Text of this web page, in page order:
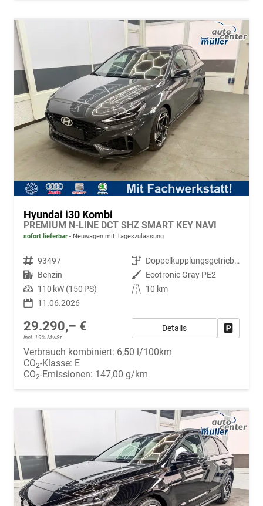
Hyundai i30 Kombi
PREMIUM N-LINE DCT SHZ SMART KEY NAVI
sofort lieferbar Neuwagen mit Tageszulassung
Fahrzeugnr. 93497 Getriebe
Doppelkupplungsgetriebe (DSG)
Kraftstoff Benzin Außenfarbe Ecotronic Gray PE2
Leistung 110 kW (150 PS) Kilometerstand
10 km
11.06.2026
29.290,– €
incl. 19% MwSt.
Details
Verbrauch kombiniert: 6,50 l/100km
CO2-Klasse: E
CO2-Emissionen: 147,00 g/km